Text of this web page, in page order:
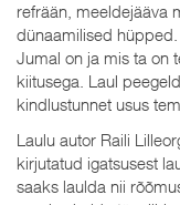
refrään, meeldejääva
dünaamilised
Jumal on ja mis ta on
kiitusega. Laul
kindlustunnet usus
Laulu autor Raili
kirjutatud igatsusest
saaks laulda nii